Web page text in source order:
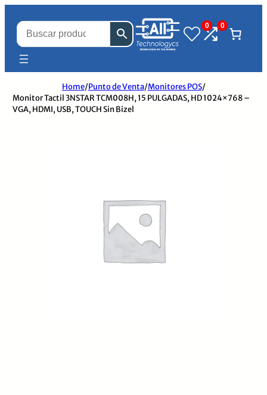
0 0
Home/Punto de Venta/Monitores POS/
Monitor Tactil 3NSTAR TCM008H, 15 PULGADAS, HD 1024×768 –
VGA, HDMI, USB, TOUCH Sin Bizel